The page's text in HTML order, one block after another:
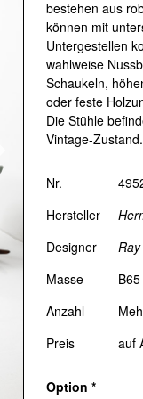
bestehen aus
können mit
Untergestellen
wahlweise
Schaukeln,
oder feste
Die Stühle
Vintage-Zustand.
Nr.
Hersteller
Designer
Masse
Anzahl
Preis
auf
Option *
den 1950er-
bieten wir
100, CH-
Di–Fr:
00 33
aller